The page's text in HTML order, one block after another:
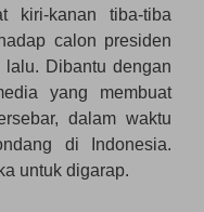
kiri-kanan tiba-tiba
calon presiden
Dibantu dengan
yang membuat
dalam waktu
di Indonesia.
untuk digarap.